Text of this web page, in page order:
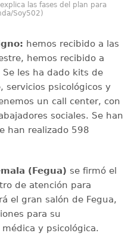
las fases del plan para
Soy502)
hemos recibido a las
hemos recibido a
les ha dado kits de
servicios psicológicos y
un call center, con
sociales. Se han
han realizado 598
(Fegua) se firmó el
de atención para
el gran salón de Fegua,
para su
y psicológica.